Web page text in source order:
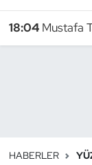
18:04 Mustafa
HABERLER